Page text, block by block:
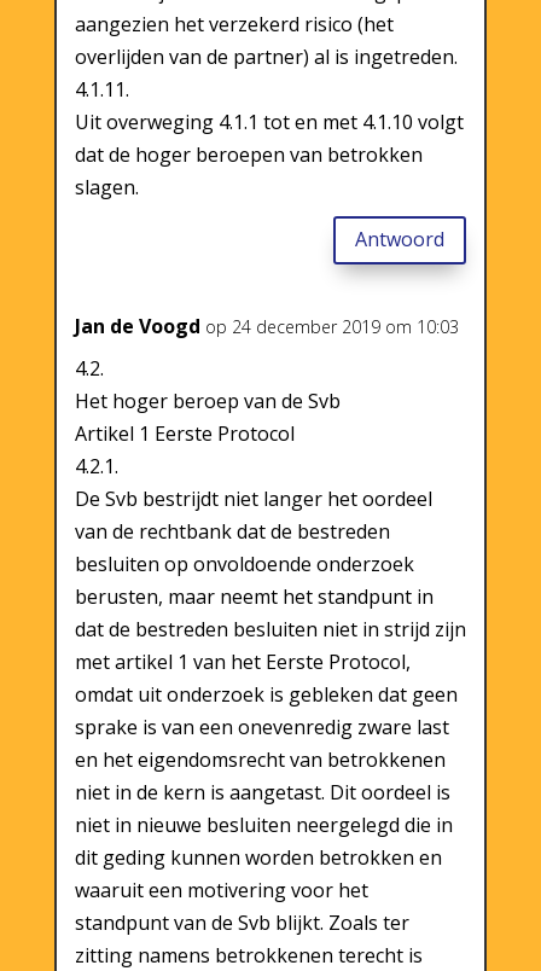
aangezien het verzekerd risico (het
overlijden van de partner) al is ingetreden.
4.1.11.
Uit overweging 4.1.1 tot en met 4.1.10 volgt
dat de hoger beroepen van betrokken
slagen.
Antwoord
Jan de Voogd op 24 december 2019 om 10:03
4.2.
Het hoger beroep van de Svb
Artikel 1 Eerste Protocol
4.2.1.
De Svb bestrijdt niet langer het oordeel
van de rechtbank dat de bestreden
besluiten op onvoldoende onderzoek
berusten, maar neemt het standpunt in
dat de bestreden besluiten niet in strijd zijn
met artikel 1 van het Eerste Protocol,
omdat uit onderzoek is gebleken dat geen
sprake is van een onevenredig zware last
en het eigendomsrecht van betrokkenen
niet in de kern is aangetast. Dit oordeel is
niet in nieuwe besluiten neergelegd die in
dit geding kunnen worden betrokken en
waaruit een motivering voor het
standpunt van de Svb blijkt. Zoals ter
zitting namens betrokkenen terecht is